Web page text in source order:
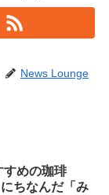
News Lounge
すめの珈琲
ちなんだ「み